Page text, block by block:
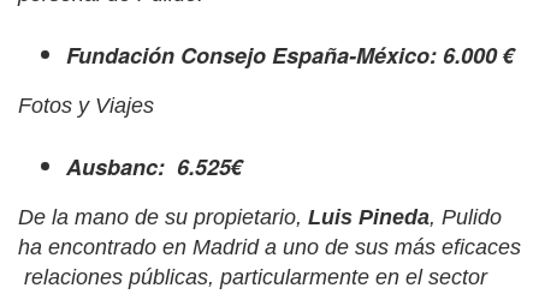
Fundación Consejo España-México: 6.000 €
Fotos y Viajes
Ausbanc: 6.525€
De la mano de su propietario, Luis Pineda, Pulido
ha encontrado en Madrid a uno de sus más eficaces
relaciones públicas, particularmente en el sector